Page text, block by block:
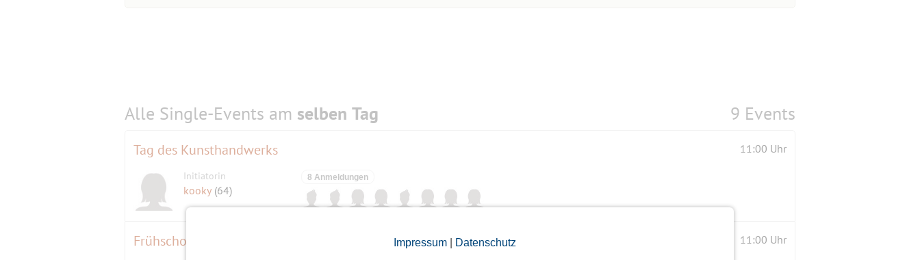
Impressum| Datenschutz
Alle Single-Events am selben Tag 9 Events
Tag des Kunsthandwerks 11:00 Uhr
Initiatorin
kooky (64)
8 Anmeldungen
11:00 Uhr